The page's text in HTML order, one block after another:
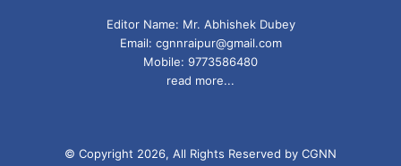
Editor Name: Mr. Abhishek Dubey
Email: cgnnraipur@gmail.com
Mobile: 9773586480
read more...
© Copyright 2026, All Rights Reserved by CGNN